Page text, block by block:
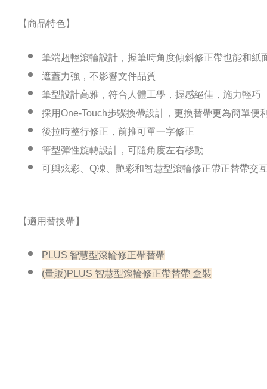
【商品特色】
筆端超輕滾輪設計，握筆時角度傾斜修正帶也能和紙
遮蓋力強，不影響文件品質
筆型設計高雅，符合人體工學，握感絕佳，施力輕巧
採用One-Touch步驟換帶設計，更換替帶更為簡單便
後拉時整行修正，前推可單一字修正
筆型彈性旋轉設計，可隨角度左右移動
可與炫彩、Q凍、艷彩和智慧型滾輪修正帶正替帶交
【適用替換帶】
PLUS 智慧型滾輪修正帶替帶
(量販)PLUS 智慧型滾輪修正帶替帶 盒裝